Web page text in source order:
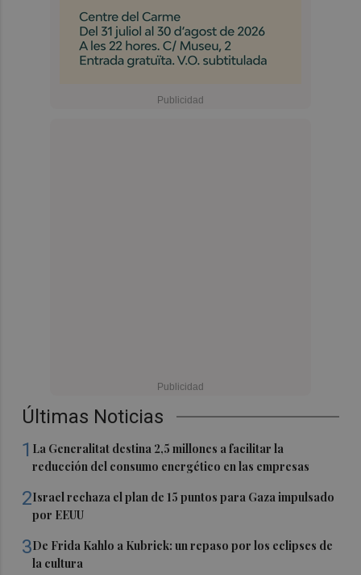
Últimas Noticias
1 La Generalitat destina 2,5 millones a facilitar la
reducción del consumo energético en las empresas
2Israel rechaza el plan de 15 puntos para Gaza impulsado
por EEUU
3De Frida Kahlo a Kubrick: un repaso por los eclipses de
la cultura